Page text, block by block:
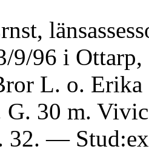
9/96 i
L. o. Erika
G. 30 m.
32. —